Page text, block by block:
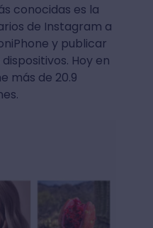
conocidas es la
de Instagram a
y publicar
Hoy en
más de 20.9